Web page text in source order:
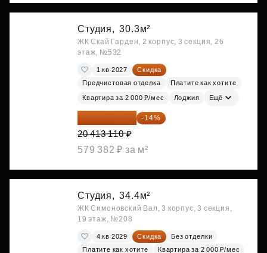
Студия, 30.3м²
ЖК Скай Гарден, 2 корпус, 3 секция, 26
этаж, №532
1 кв 2027
Скидка
Предчистовая отделка
Платите как хотите
Квартира за 2 000 ₽/мес Лоджия Ещё
17 555 275 ₽ -14%
20 413 110 ₽
579 382 ₽ за м²
Студия, 34.4м²
ЖК Симоновский Вал, 3 корпус, 3 секция,
19 этаж, №208
4 кв 2029 Скидка
Без отделки
Платите как хотите
Квартира за 2 000 ₽/мес